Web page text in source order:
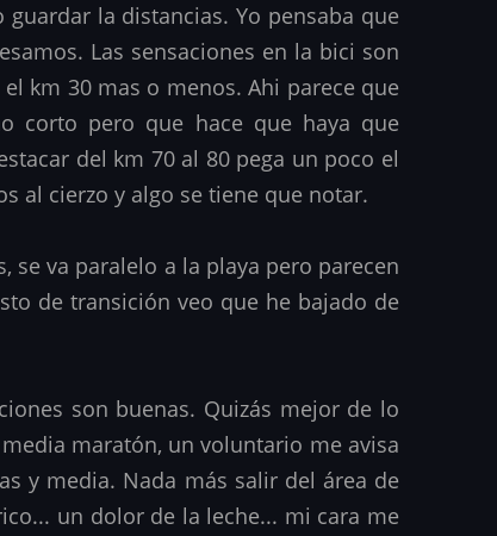
la distancias. Yo pensaba que
Las sensaciones en la bici son
km 30 mas o menos. Ahi parece que
corto pero que hace que haya que
del km 70 al 80 pega un poco el
al cierzo y algo se tiene que notar.
se va paralelo a la playa pero parecen
de transición veo que he bajado de
son buenas. Quizás mejor de lo
maratón, un voluntario me avisa
y media. Nada más salir del área de
un dolor de la leche... mi cara me